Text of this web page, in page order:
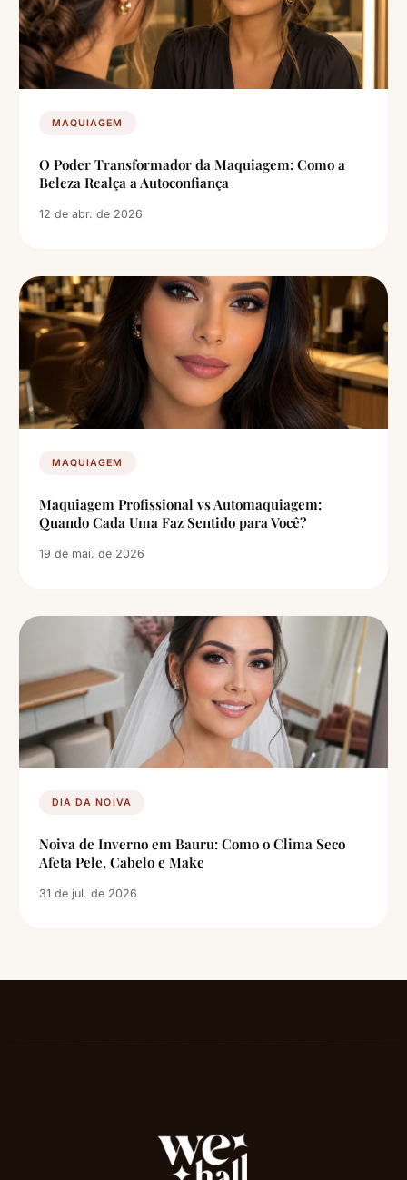
MAQUIAGEM
O Poder Transformador da Maquiagem: Como a
Beleza Realça a Autoconfiança
12 de abr. de 2026
MAQUIAGEM
Maquiagem Profissional vs Automaquiagem:
Quando Cada Uma Faz Sentido para Você?
19 de mai. de 2026
DIA DA NOIVA
Noiva de Inverno em Bauru: Como o Clima Seco
Afeta Pele, Cabelo e Make
31 de jul. de 2026